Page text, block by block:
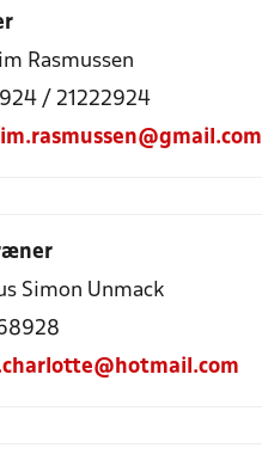
Rasmussen
/ 21222924
Simon Unmack